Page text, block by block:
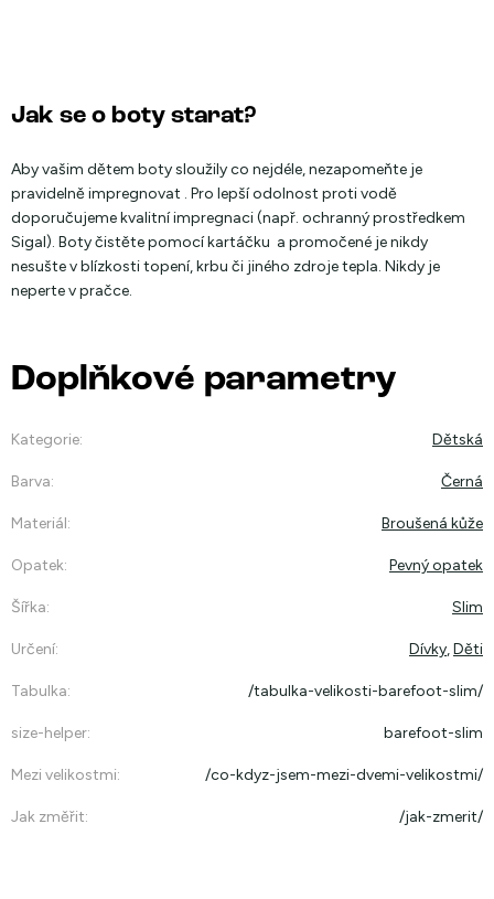
Jak se o boty starat?
Aby vašim dětem boty sloužily co nejdéle, nezapomeňte je
pravidelně impregnovat . Pro lepší odolnost proti vodě
doporučujeme kvalitní impregnaci (např. ochranný prostředkem
Sigal). Boty čistěte pomocí kartáčku a promočené je nikdy
nesušte v blízkosti topení, krbu či jiného zdroje tepla. Nikdy je
neperte v pračce.
Doplňkové parametry
Kategorie: Dětská
Barva: Černá
Materiál: Broušená kůže
Opatek: Pevný opatek
Šířka: Slim
Určení: Dívky,Děti
Tabulka: /tabulka-velikosti-barefoot-slim/
size-helper: barefoot-slim
Mezi velikostmi: /co-kdyz-jsem-mezi-dvemi-velikostmi/
Jak změřit: /jak-zmerit/